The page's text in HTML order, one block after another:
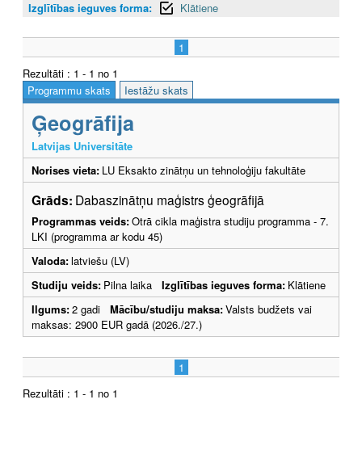
Izglītības ieguves forma:
Klātiene
1
Rezultāti : 1 - 1 no 1
Programmu skats
Iestāžu skats
Ģeogrāfija
Latvijas Universitāte
Norises vieta: LU Eksakto zinātņu un tehnoloģiju fakultāte
Grāds: Dabaszinātņu maģistrs ģeogrāfijā
Programmas veids:Otrā cikla maģistra studiju programma - 7.
LKI (programma ar kodu 45)
Valoda:latviešu (LV)
Studiju veids: Pilna laika Izglītības ieguves forma: Klātiene
Ilgums:2 gadi Mācību/studiju maksa:Valsts budžets vai
maksas: 2900 EUR gadā (2026./27.)
1
Rezultāti : 1 - 1 no 1